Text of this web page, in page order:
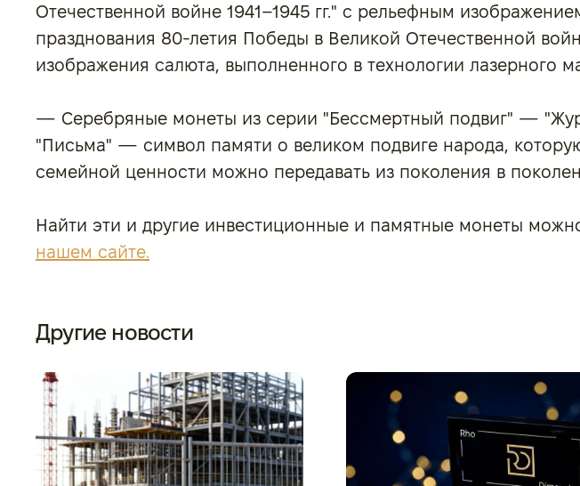
Отечественной войне 1941–1945 гг." с рельефным
празднования 80-летия Победы в Великой Отечественной
изображения салюта, выполненного в технологии лазерного
— Серебряные монеты из серии "Бессмертный подвиг" —
"Письма" — символ памяти о великом подвиге народа,
семейной ценности можно передавать из поколения в
Найти эти и другие инвестиционные и памятные монеты
нашем сайте.
Другие новости